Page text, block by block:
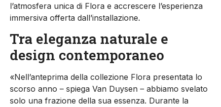
l’atmosfera unica di Flora e accrescere l’esperienza
immersiva offerta dall’installazione.
Tra eleganza naturale e
design contemporaneo
«Nell’anteprima della collezione Flora presentata lo
scorso anno – spiega Van Duysen – abbiamo svelato
solo una frazione della sua essenza. Durante la